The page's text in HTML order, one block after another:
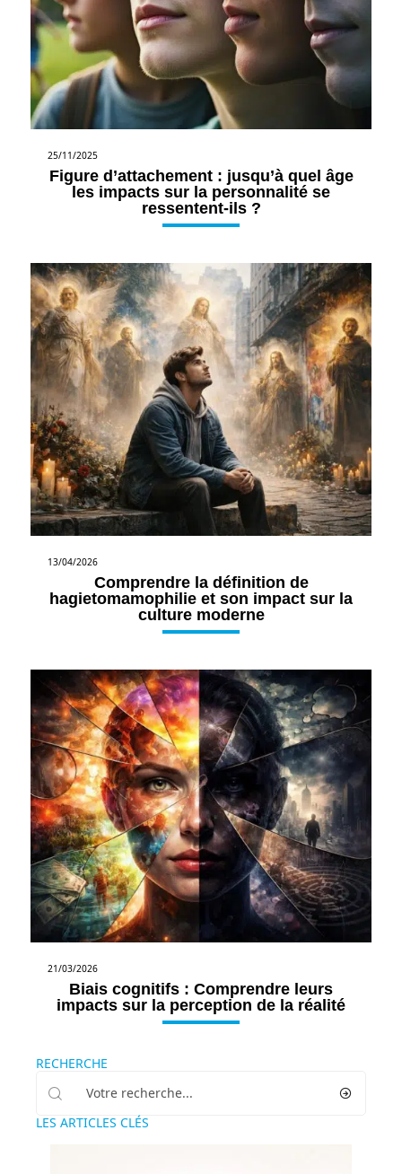
25/11/2025
Figure d’attachement : jusqu’à quel âge
les impacts sur la personnalité se
ressentent-ils ?
13/04/2026
Comprendre la définition de
hagietomamophilie et son impact sur la
culture moderne
21/03/2026
Biais cognitifs : Comprendre leurs
impacts sur la perception de la réalité
RECHERCHE
LES ARTICLES CLÉS